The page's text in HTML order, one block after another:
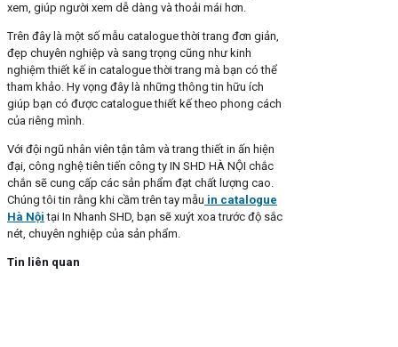
xem, giúp người xem dễ dàng và thoải mái hơn.
Trên đây là một số mẫu catalogue thời trang đơn giản,
đẹp chuyên nghiệp và sang trọng cũng như kinh
nghiệm thiết kế in catalogue thời trang mà bạn có thể
tham khảo. Hy vọng đây là những thông tin hữu ích
giúp bạn có được catalogue thiết kế theo phong cách
của riêng mình.
Với đội ngũ nhân viên tận tâm và trang thiết in ấn hiện
đại, công nghệ tiên tiến công ty IN SHD HÀ NỘI chắc
chắn sẽ cung cấp các sản phẩm đạt chất lượng cao.
Chúng tôi tin rằng khi cầm trên tay mẫu in catalogue
Hà Nội tại In Nhanh SHD, bạn sẽ xuýt xoa trước độ sắc
nét, chuyên nghiệp của sản phẩm.
Tin liên quan